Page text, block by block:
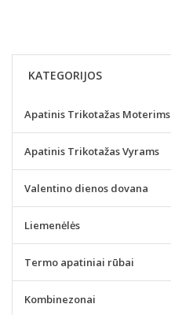
KATEGORIJOS
Apatinis Trikotažas Moterims
Apatinis Trikotažas Vyrams
Valentino dienos dovana
Liemenėlės
Termo apatiniai rūbai
Kombinezonai